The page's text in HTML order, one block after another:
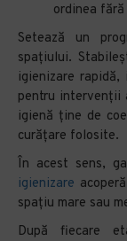
ordinea
Setează un
spațiului.
igienizare
pentru intervenții
igienă ține de
curățare folosite.
În acest sens,
igienizare
spațiu mare sau
După fiecare